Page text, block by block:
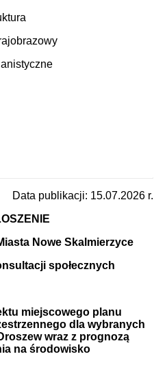
Data publikacji: 15.07.2026 r.
Nowe Skalmierzyce
społecznych
miejscowego planu
dla wybranych
wraz z prognozą
na środowisko